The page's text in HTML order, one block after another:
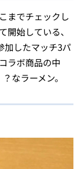
までチェックし
始している、
加したマッチ3パ
ラボ商品の中
なラーメン。